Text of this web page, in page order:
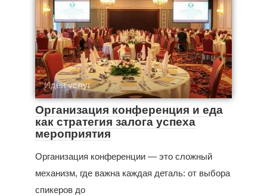
Идеи услуг
Организация конференция и еда
как стратегия залога успеха
мероприятия
Организация конференции — это сложный
механизм, где важна каждая деталь: от выбора
спикеров до